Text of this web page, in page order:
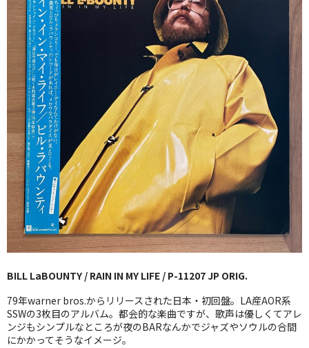
買取について
取り置きなどについて
Categories
New Arrivals
新譜
GG RECORD （当店のレーベル）
全商品
JAZZ-US
BLUE NOTE
JAZZ-EU
JAZZ-JP
JAZZ-VOCAL
BILL LaBOUNTY / RAIN IN MY LIFE / P-11207 JP ORIG.
79年warner bros.からリリースされた日本・初回盤。LA産AOR系
SSWの3枚目のアルバム。都会的な楽曲ですが、歌声は優しくてアレ
ンジもシンプルなところが夜のBARなんかでジャズやソウルの合間
にかかってそうなイメージ。